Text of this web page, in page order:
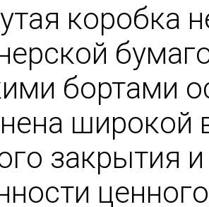
коробка
бортами
широкой
закрытия